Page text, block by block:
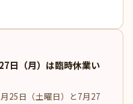
日（月）は臨時休業い
25日（土曜日）と7月27